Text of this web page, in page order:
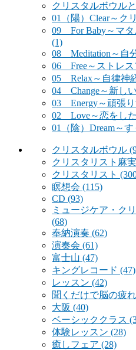
クリスタルボウル
01（陽）Clear～ク
09 For Baby～マタ
(1)
08 Meditation～自
06 Free～ストレス
05 Relax～自律神
04 Change～新し
03 Energy～頑張
02 Love～恋をし
01（陰）Dream～
クリスタルボウル
クリスタリスト麻実
クリスタリスト
瞑想会 (115)
CD (93)
ミュージケア・ク
(68)
奉納演奏 (62)
演奏会 (61)
富士山 (47)
キングレコード (47)
レッスン (42)
聞くだけで脳の疲
大阪 (40)
ベーシッククラス
体験レッスン (28)
癒しフェア (28)